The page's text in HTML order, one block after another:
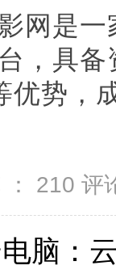
网是
，具
优势，
210 评
脑：